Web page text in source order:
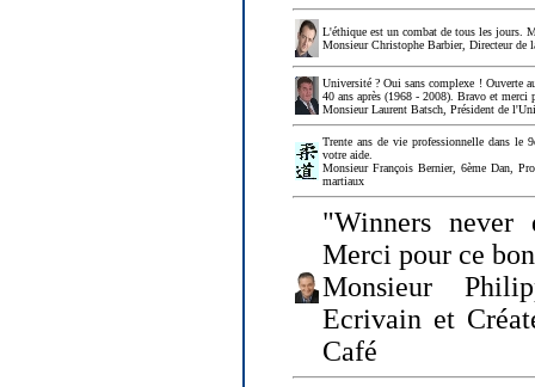
L'éthique est un combat de tous les jours.
Monsieur Christophe Barbier, Directeur de
Université ? Oui sans complexe ! Ouverte
40 ans après (1968 - 2008). Bravo et merci
Monsieur Laurent Batsch, Président de
Trente ans de vie professionnelle dans le
votre aide.
Monsieur François Bernier, 6ème Dan,
martiaux
"Winners
Merci pour ce
Monsieur
Ecrivain et
Café